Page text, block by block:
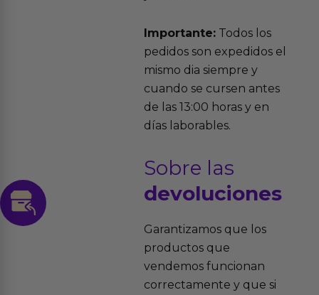
Importante:Todos los
pedidos son expedidos el
mismo dia siempre y
cuando se cursen antes
de las 13:00 horas y en
días laborables.
Sobre las
devoluciones
Garantizamos que los
productos que
vendemos funcionan
correctamente y que si